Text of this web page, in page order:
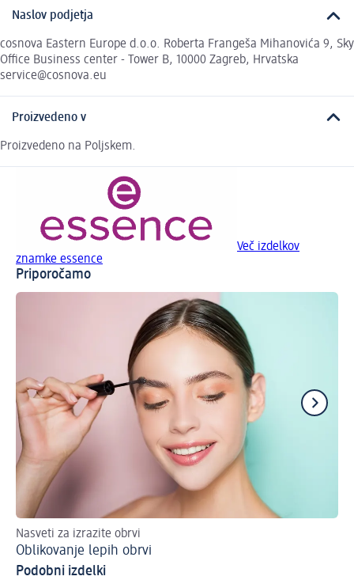
Naslov podjetja
cosnova Eastern Europe d.o.o. Roberta Frangeša Mihanovića 9, Sky
Office Business center - Tower B, 10000 Zagreb, Hrvatska
service@cosnova.eu
Proizvedeno v
Proizvedeno na Poljskem.
Več izdelkov
znamke essence
Priporočamo
Nasveti za izrazite obrvi
Oblikovanje lepih obrvi
Podobni izdelki